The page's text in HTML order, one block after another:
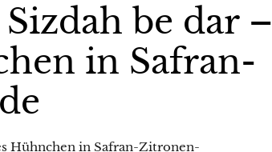
be dar –
in Safran-
Hühnchen in Safran-Zitronen-